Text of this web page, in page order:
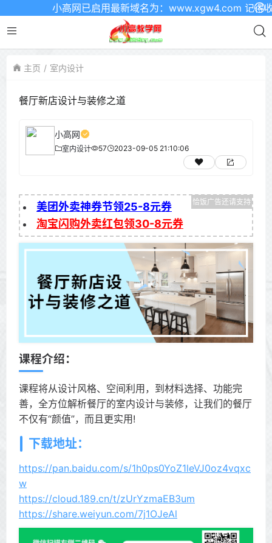
小高网已启用最新域名为：www.xgw4.com 记得收藏
主页 室内设计
餐厅新店设计与装修之道
小高网
室内设计 57 2023-09-05 21:10:06
美团外卖神券节领25-8元券
淘宝闪购外卖红包领30-8元券
课程介绍：
课程将从设计风格、空间利用，到材料选择、功能完
善，全方位解析餐厅的室内设计与装修，让我们的餐厅
不仅有“颜值”，而且更实用!
下载地址：
https://pan.baidu.com/s/1h0ps0YoZ1leVJ0oz4vqxc
w
https://cloud.189.cn/t/zUrYzmaEB3um
https://share.weiyun.com/7j1OJeAl